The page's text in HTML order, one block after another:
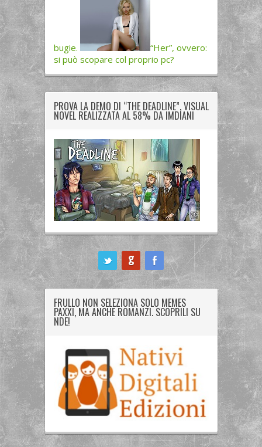
bugie.
“Her”, ovvero:
si può scopare col proprio pc?
PROVA LA DEMO DI “THE DEADLINE”, VISUAL
NOVEL REALIZZATA AL 58% DA IMDIANI
FRULLO NON SELEZIONA SOLO MEMES
PAXXI, MA ANCHE ROMANZI. SCOPRILI SU
NDE!